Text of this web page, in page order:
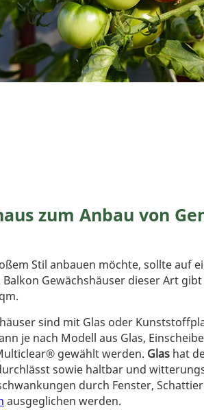
zum Anbau von
Stil anbauen möchte, sollte auf
Gewächshäuser dieser Art
sind mit Glas oder
je nach Modell aus Glas,
gewählt werden. Glas hat
sowie haltbar und
durch Fenster,
ausgeglichen werden.